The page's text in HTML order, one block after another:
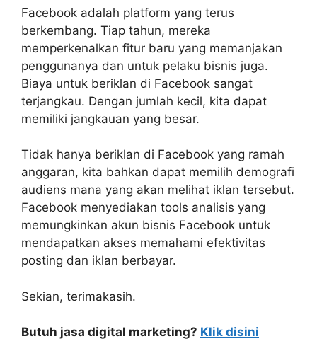
Facebook adalah platform yang terus
berkembang. Tiap tahun, mereka
memperkenalkan fitur baru yang memanjakan
penggunanya dan untuk pelaku bisnis juga.
Biaya untuk beriklan di Facebook sangat
terjangkau. Dengan jumlah kecil, kita dapat
memiliki jangkauan yang besar.
Tidak hanya beriklan di Facebook yang ramah
anggaran, kita bahkan dapat memilih demografi
audiens mana yang akan melihat iklan tersebut.
Facebook menyediakan tools analisis yang
memungkinkan akun bisnis Facebook untuk
mendapatkan akses memahami efektivitas
posting dan iklan berbayar.
Sekian, terimakasih.
Butuh jasa digital marketing? Klik disini